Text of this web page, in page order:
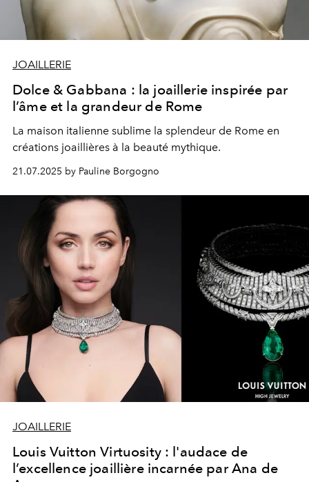
JOAILLERIE
Dolce & Gabbana : la joaillerie inspirée par
l’âme et la grandeur de Rome
La maison italienne sublime la splendeur de Rome en
créations joaillières à la beauté mythique.
21.07.2025 by Pauline Borgogno
JOAILLERIE
Louis Vuitton Virtuosity : l'audace de
l’excellence joaillière incarnée par Ana de